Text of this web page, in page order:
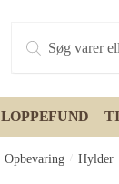
search
LOPPEFUND
Opbevaring Hylder